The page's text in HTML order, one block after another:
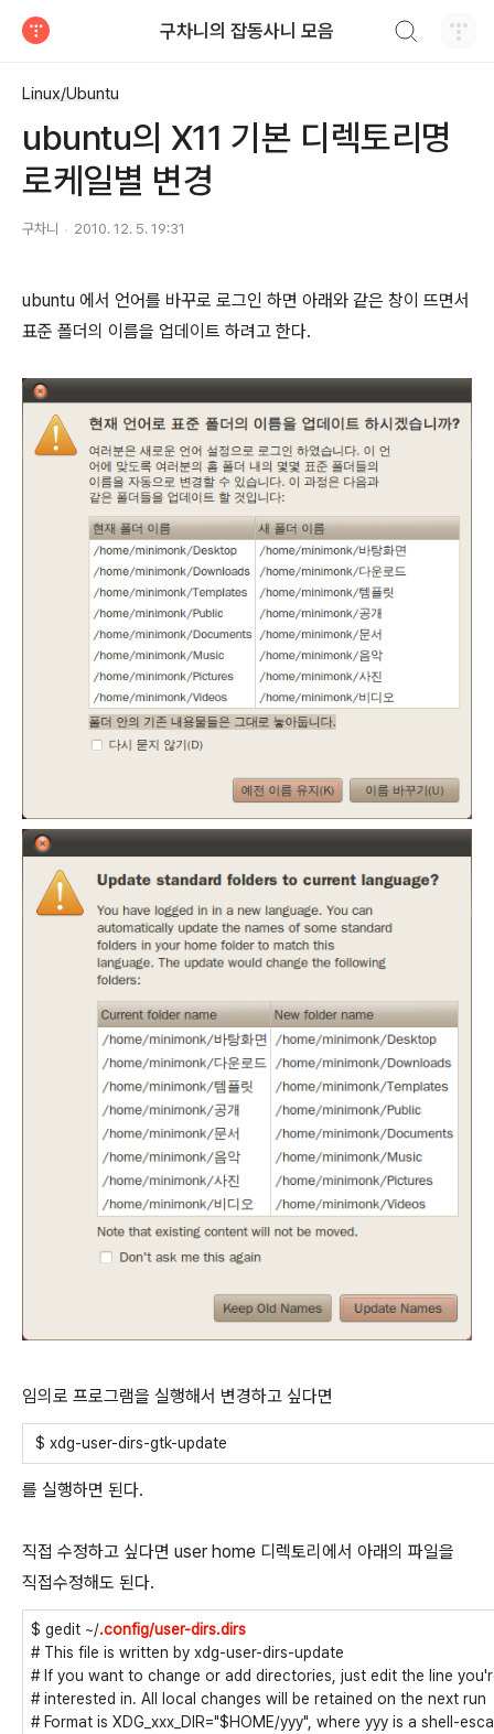
구차니의 잡동사니 모음
Linux/Ubuntu
ubuntu의 X11 기본 디렉토리명
로케일별 변경
구차니 2010. 12. 5. 19:31
ubuntu 에서 언어를 바꾸로 로그인 하면 아래와 같은 창이 뜨면서
표준 폴더의 이름을 업데이트 하려고 한다.
임의로 프로그램을 실행해서 변경하고 싶다면
$ xdg-user-dirs-gtk-update
를 실행하면 된다.
직접 수정하고 싶다면 user home 디렉토리에서 아래의 파일을
직접수정해도 된다.
$ gedit ~/.config/user-dirs.dirs
# This file is written by xdg-user-dirs-update
# If you want to change or add directories, just edit the line
# interested in. All local changes will be retained on the next run
# Format is XDG_xxx_DIR="$HOME/yyy", where yyy is a shell-